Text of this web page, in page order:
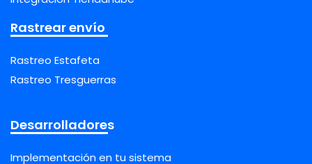
Rastrear envío
Rastreo Estafeta
Rastreo Tresguerras
Desarrolladores
Implementación en tu sistema